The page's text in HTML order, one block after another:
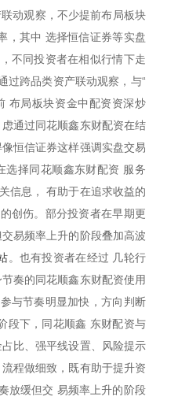
动观察，不少提前布局板块
，其中 选择恒信证券等实盘
不同投资者在相似行情下走
过跨品类资产联动观察，与“
布局板块资金中配资资深炒
通过同花顺鑫东财配资在结
恒信证券这样强调实盘交易
选择同花顺鑫东财配资 服务
信息， 有助于在追求收益的
创伤。部分投资者在早期更
易频率上升的阶段叠加高波
。也有投资者在经过 几轮行
奏的同花顺鑫东财配资使用
与节奏明显加快，方向判断
段下，同花顺鑫 东财配资与
比、强平线设置、风险提示
程做细致，既有助于提升资
放缓但交 易频率上升的阶段